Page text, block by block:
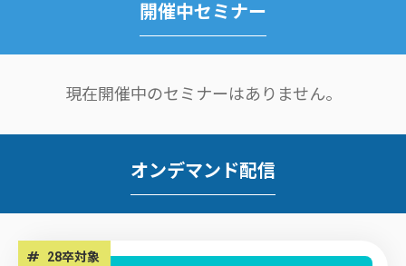
開催中セミナー
現在開催中のセミナーはありません。
オンデマンド配信
# 28卒対象